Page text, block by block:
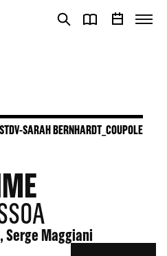
TDV-SARAH BERNHARDT_COUPOLE
Serge Maggiani